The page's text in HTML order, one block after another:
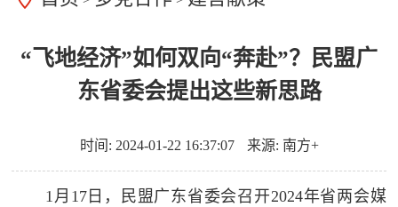
“飞地经济”如何双向“奔赴”？民盟广
东省委会提出这些新思路
时间: 2024-01-22 16:37:07 来源: 南方+
1月17日，民盟广东省委会召开2024年省两会媒